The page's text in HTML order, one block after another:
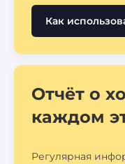
Как
Отчёт о
каждом
Регулярная